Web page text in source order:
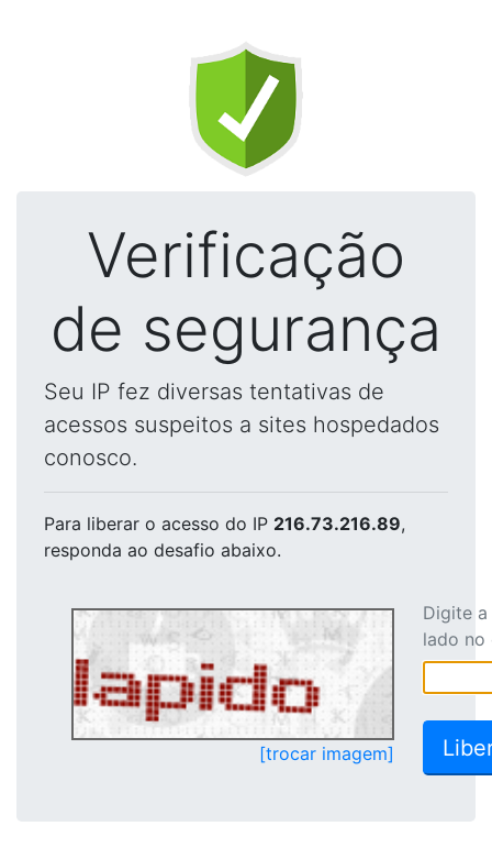
Verificação
de segurança
Seu IP fez diversas tentativas de
acessos suspeitos a sites hospedados
conosco.
Para liberar o acesso do IP 216.73.216.89,
responda ao desafio abaixo.
[trocar imagem]
Digite
lado no